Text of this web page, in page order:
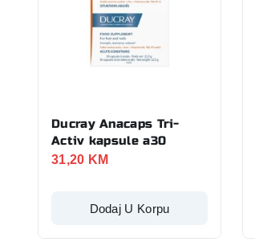
Ducray Anacaps Tri-
Activ kapsule a30
31,20 KM
Dodaj U Korpu